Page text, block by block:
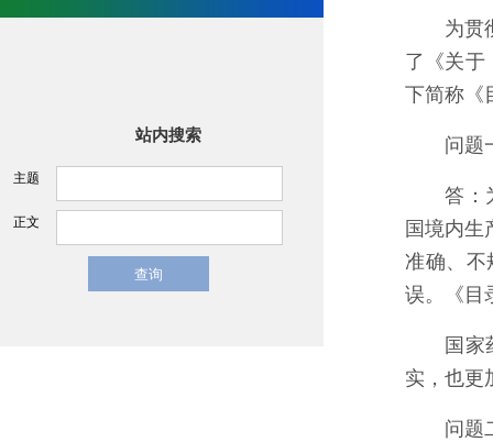
关于举办第十六届中国医疗器械监督管理国际会议的通
站内搜索
主题
正文
为贯彻
了《关于
下简称《
问题一
答：为
国境内生
准确、不
误。《目
国家药
实，也更
问题二